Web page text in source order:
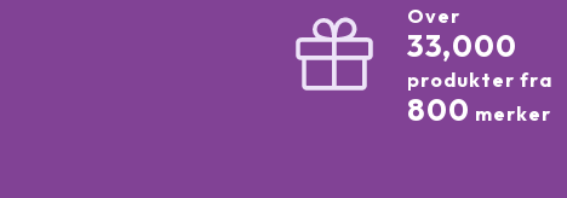
Over
33,000
produkter fra
800 merker